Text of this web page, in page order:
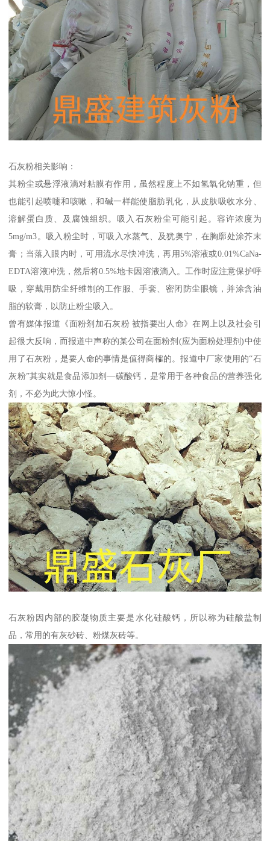
石灰粉相关影响：
其粉尘或悬浮液滴对粘膜有作用，虽然程度上不如氢氧化钠重，但
也能引起喷嚏和咳嗽，和碱一样能使脂肪乳化，从皮肤吸收水分、
溶解蛋白质、及腐蚀组织。吸入石灰粉尘可能引起。容许浓度为
5mg/m3。吸入粉尘时，可吸入水蒸气、及犹奥宁，在胸廓处涂芥末
膏；当落入眼内时，可用流水尽快冲洗，再用5%溶液或0.01%CaNa-
EDTA溶液冲洗，然后将0.5%地卡因溶液滴入。工作时应注意保护呼
吸，穿戴用防尘纤维制的工作服、手套、密闭防尘眼镜，并涂含油
脂的软膏，以防止粉尘吸入。
曾有媒体报道《面粉剂加石灰粉 被指要出人命》在网上以及社会引
起很大反响，而报道中声称的某公司在面粉剂(应为面粉处理剂)中使
用了石灰粉，是要人命的事情是值得商榷的。报道中厂家使用的“石
灰粉”其实就是食品添加剂—碳酸钙，是常用于各种食品的营养强化
剂，不必为此大惊小怪。
石灰粉因内部的胶凝物质主要是水化硅酸钙，所以称为硅酸盐制
品，常用的有灰砂砖、粉煤灰砖等。